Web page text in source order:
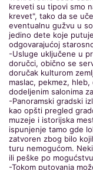
kreveti su tipovi smo
krevet", tako da se
eventualnu gužvu u
jedino dete koje
odgovarajućoj
-Usluge uključene u
doručci, obično se
doručak kulturom
maslac, pekmez,
dodeljenim salonima
-Panoramski gradski
kao opšti pregled
muzeje i istorijska
ispunjenje tamo gde
zatvoren zbog bilo
turu nemogućom.
ili peške po
-Tokom putovanja